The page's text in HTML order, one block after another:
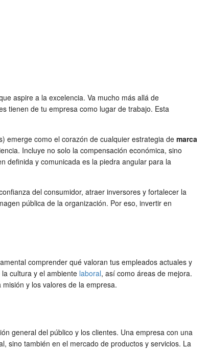
aspire a la excelencia. Va mucho más allá de
tienen de tu empresa como lugar de trabajo. Esta
emerge como el corazón de cualquier estrategia de marca
Incluye no solo la compensación económica, sino
definida y comunicada es la piedra angular para la
del consumidor, atraer inversores y fortalecer la
pública de la organización. Por eso, invertir en
comprender qué valoran tus empleados actuales y
cultura y el ambiente laboral, así como áreas de mejora.
y los valores de la empresa.
general del público y los clientes. Una empresa con una
sino también en el mercado de productos y servicios. La